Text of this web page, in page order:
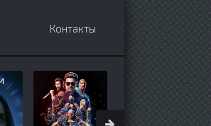
Контакты